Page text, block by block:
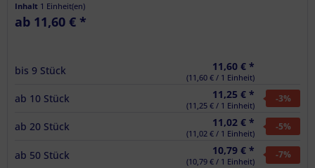
Inhalt 1 Einheit(en)
ab 11,60 € *
bis 9 Stück 11,60 € *
(11,60 € / 1 Einheit)
ab 10 Stück 11,25 € *
(11,25 € / 1 Einheit)
-3%
ab 20 Stück 11,02 € *
(11,02 € / 1 Einheit)
-5%
ab 50 Stück 10,79 € *
(10,79 € / 1 Einheit)
-7%